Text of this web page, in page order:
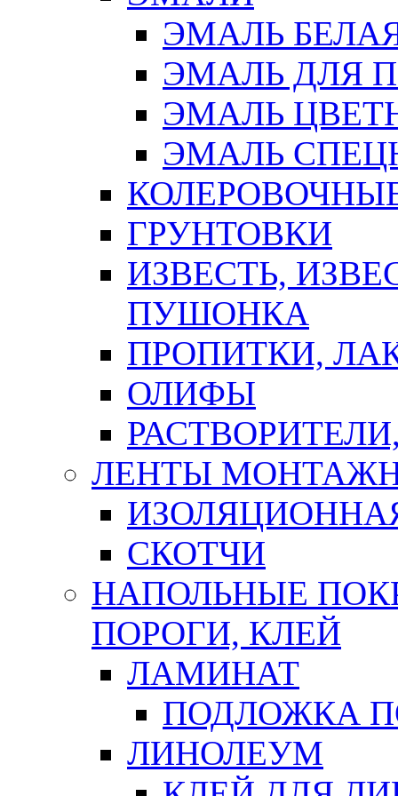
ЭМАЛЬ
ЭМАЛЬ ДЛЯ
ЭМАЛЬ
ЭМАЛЬ
ГРУНТОВКИ
ИЗВЕСТЬ,
ПУШОНКА
ПРОПИТКИ,
ОЛИФЫ
ЛЕНТЫ
СКОТЧИ
НАПОЛЬНЫЕ
ПОРОГИ, КЛЕЙ
ЛАМИНАТ
ПОДЛОЖКА
ЛИНОЛЕУМ